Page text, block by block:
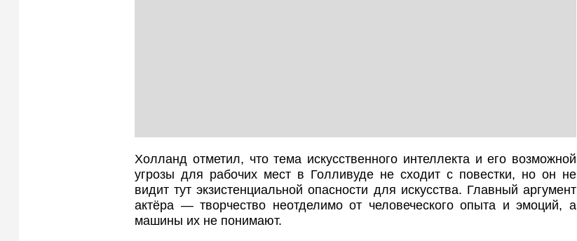
Холланд отметил, что тема искусственного интеллекта и его возможной
угрозы для рабочих мест в Голливуде не сходит с повестки, но он не
видит тут экзистенциальной опасности для искусства. Главный аргумент
актёра — творчество неотделимо от человеческого опыта и эмоций, а
машины их не понимают.